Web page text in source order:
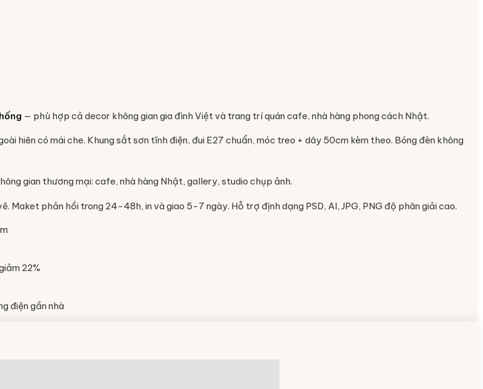
— phù hợp cả decor không gian gia đình Việt và trang trí quán cafe, nhà hàng phong cách Nhật.
hiên có mái che. Khung sắt sơn tĩnh điện, đui E27 chuẩn, móc treo + dây 50cm kèm theo. Bóng đèn không
gian thương mại: cafe, nhà hàng Nhật, gallery, studio chụp ảnh.
Maket phản hồi trong 24-48h, in và giao 5-7 ngày. Hỗ trợ định dạng PSD, AI, JPG, PNG độ phân giải cao.
22%
điện gần nhà